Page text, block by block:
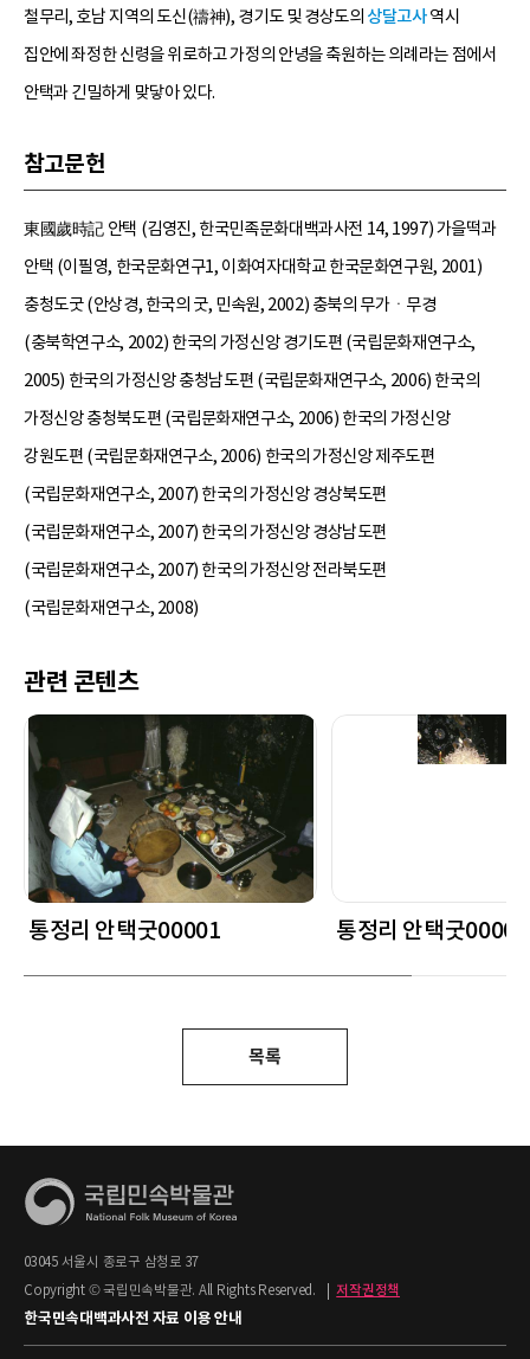
철무리, 호남 지역의 도신(禱神), 경기도 및 경상도의 상달고사역시
집안에 좌정한 신령을 위로하고 가정의 안녕을 축원하는 의례라는 점에서
안택과 긴밀하게 맞닿아 있다.
참고문헌
東國歲時記 안택 (김영진, 한국민족문화대백과사전 14, 1997) 가을떡과
안택 (이필영, 한국문화연구1, 이화여자대학교 한국문화연구원, 2001)
충청도굿 (안상경, 한국의 굿, 민속원, 2002) 충북의 무가ㆍ무경
(충북학연구소, 2002) 한국의 가정신앙 경기도편 (국립문화재연구소,
2005) 한국의 가정신앙 충청남도편 (국립문화재연구소, 2006) 한국의
가정신앙 충청북도편 (국립문화재연구소, 2006) 한국의 가정신앙
강원도편 (국립문화재연구소, 2006) 한국의 가정신앙 제주도편
(국립문화재연구소, 2007) 한국의 가정신앙 경상북도편
(국립문화재연구소, 2007) 한국의 가정신앙 경상남도편
(국립문화재연구소, 2007) 한국의 가정신앙 전라북도편
(국립문화재연구소, 2008)
관련 콘텐츠
통정리 안택굿00001 통정리 안택굿00002
목록
03045 서울시 종로구 삼청로 37
Copyright © 국립민속박물관. All Rights Reserved.
저작권정책
한국민속대백과사전 자료 이용 안내